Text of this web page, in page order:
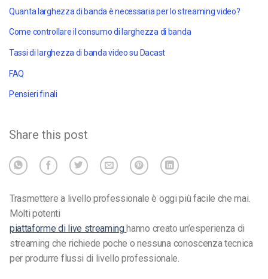
Quanta larghezza di banda è necessaria per lo streaming video?
Come controllare il consumo di larghezza di banda
Tassi di larghezza di banda video su Dacast
FAQ
Pensieri finali
Share this post
Trasmettere a livello professionale è oggi più facile che mai.
Molti potenti
piattaforme di live streaminghanno creato un’esperienza di
streaming che richiede poche o nessuna conoscenza tecnica
per produrre flussi di livello professionale.